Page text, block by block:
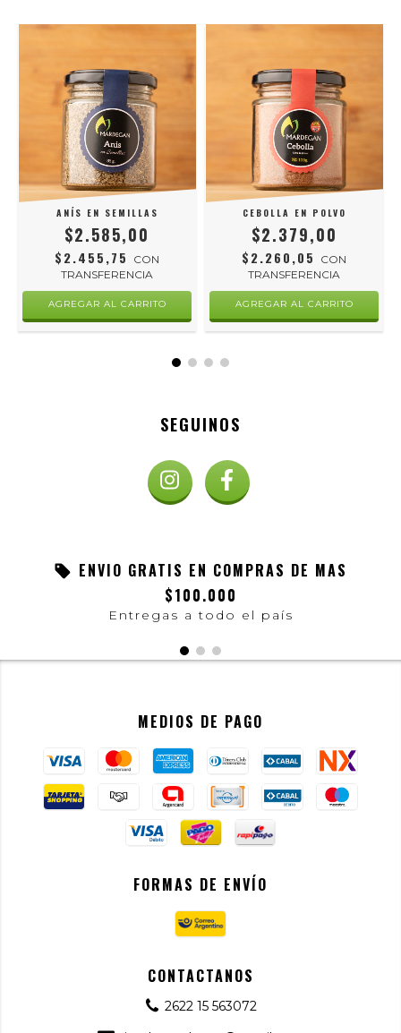
ANÍS EN SEMILLAS
$2.585,00
$2.455,75
CON
TRANSFERENCIA
CEBOLLA EN POLVO
$2.379,00
$2.260,05
CON
TRANSFERENCIA
SEGUINOS
ENVIO GRATIS EN COMPRAS DE MAS
$100.000
Entregas a todo el país
MEDIOS DE PAGO
FORMAS DE ENVÍO
CONTACTANOS
2622 15 563072